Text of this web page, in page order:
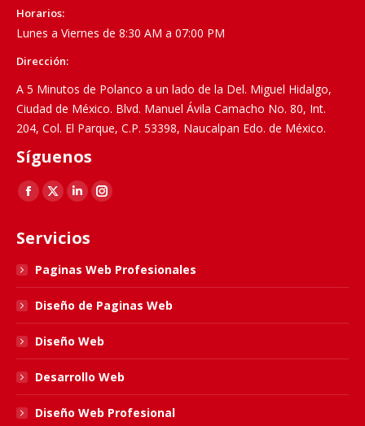
Horarios:
Lunes a Viernes de 8:30 AM a 07:00 PM
Dirección:
A 5 Minutos de Polanco a un lado de la Del. Miguel Hidalgo,
Ciudad de México. Blvd. Manuel Ávila Camacho No. 80, Int.
204, Col. El Parque, C.P. 53398, Naucalpan Edo. de México.
Síguenos
Find us on:
Facebook
opens
in
new
window
X
opens
in
new
window
Linkedin
opens
new
window
Instagram
in
new
window
Servicios
Paginas Web Profesionales
Diseño de Paginas Web
Diseño Web
Desarrollo Web
Diseño Web Profesional